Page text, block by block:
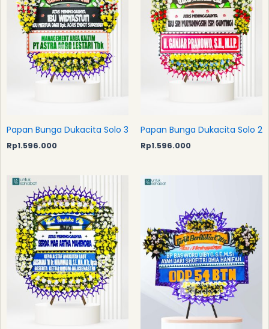
Papan Bunga Dukacita Solo 3
Rp1.596.000
Papan Bunga Dukacita Solo 2
Rp1.596.000